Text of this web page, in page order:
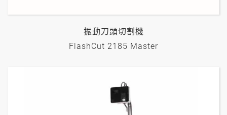
振動刀頭切割機
FlashCut 2185 Master